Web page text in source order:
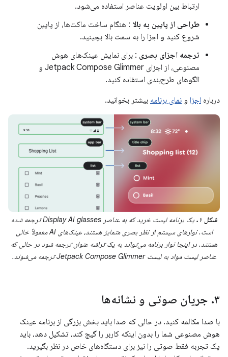
ارتباط بین اولویت عناصر استفاده می‌شود.
طراحی از پایین به بالا : هنگام ساخت ماکت‌ها، از پایین
شروع کنید و اجزا را به سمت بالا بچینید.
ترجمه اجزای بصری : برای نمایش عینک‌های هوش
مصنوعی، از اجزای Jetpack Compose Glimmer و
الگوهای طرح‌بندی استفاده کنید.
درباره اجزا و نمای برنامه بیشتر بخوانید.
شکل ۱.
یک برنامه لیست خرید که به عناصر Display AI glasses ترجمه شده
است. نوارهای سیستم از نظر بصری متمایز هستند، عینک‌های AI معمولاً خالی
هستند. در اینجا نوار برنامه می‌تواند به یک تراشه عنوان ترجمه شود در حالی که
عناصر لیست مواد به لیست Jetpack Compose Glimmer ترجمه می‌شوند.
۳. جریان صوتی و نشانه‌ها
با صدا مکالمه کنید. در حالی که صدا باید بخش بزرگی از برنامه عینک
هوش مصنوعی شما را بدون اینکه کاربر را گیج کند، تشکیل دهد، باید
یک تجربه فقط صوتی را نیز برای دستگاه‌های خاص در نظر بگیرید.